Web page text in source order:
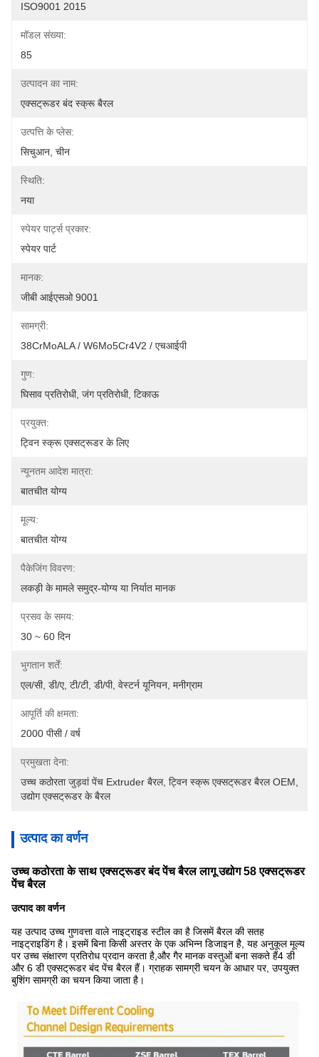
ISO9001 2015
मॉडल संख्या:
85
उत्पादन का नाम:
एक्सट्रूडर बंद स्क्रू बैरल
उत्पत्ति के प्लेस:
सिचुआन, चीन
स्थिति:
नया
स्पेयर पार्ट्स प्रकार:
स्पेयर पार्ट
मानक:
जीबी आईएसओ 9001
सामग्री:
38CrMoALA / W6Mo5Cr4V2 / एचआईपी
गुण:
घिसाव प्रतिरोधी, जंग प्रतिरोधी, टिकाऊ
प्रयुक्त:
ट्विन स्क्रू एक्सट्रूडर के लिए
न्यूनतम आदेश मात्रा:
बातचीत योग्य
मूल्य:
बातचीत योग्य
पैकेजिंग विवरण:
लकड़ी के मामले समुद्र-योग्य या निर्यात मानक
प्रसव के समय:
30 ~ 60 दिन
भुगतान शर्तें:
एल/सी, डी/ए, टी/टी, डी/पी, वेस्टर्न यूनियन, मनीग्राम
आपूर्ति की क्षमता:
2000 पीसी / वर्ष
प्रमुखता देना:
उच्च कठोरता जुड़वां पेंच Extruder बैरल, ट्विन स्क्रू एक्सट्रूडर बैरल OEM
उद्योग एक्सट्रूडर के बैरल
उत्पाद का वर्णन
उच्च कठोरता के साथ एक्सट्रूडर बंद पेंच बैरल लागू उद्योग 58 एक्सट्रूडर
पेंच बैरल
उत्पाद का वर्णन
यह उत्पाद उच्च गुणवत्ता वाले नाइट्राइड स्टील का है जिसमें बैरल की सतह
नाइट्राइडिंग है। इसमें बिना किसी अस्तर के एक अभिन्न डिजाइन है, यह अनुकूल मूल्य
पर उच्च संक्षारण प्रतिरोध प्रदान करता है,और गैर मानक वस्तुओं बना सकते हैं4 डी
और 6 डी एक्सट्रूडर बंद पेंच बैरल हैं। ग्राहक सामग्री चयन के आधार पर, उपयुक्त
बुशिंग सामग्री का चयन किया जाता है।